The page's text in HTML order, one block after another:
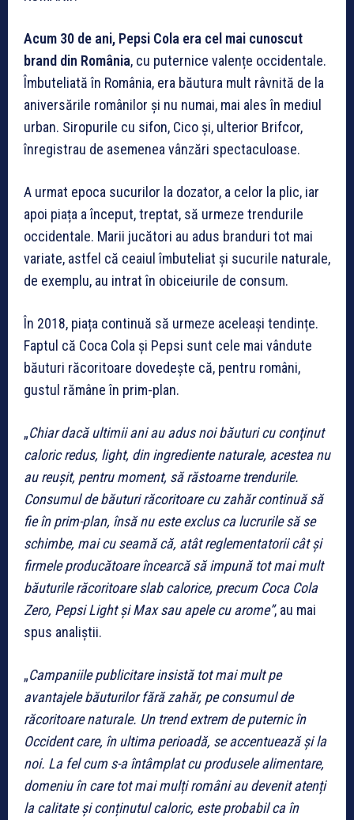
Acum 30 de ani, Pepsi Cola era cel mai cunoscut
brand din România, cu puternice valențe occidentale.
Îmbuteliată în România, era băutura mult râvnită de la
aniversările românilor și nu numai, mai ales în mediul
urban. Siropurile cu sifon, Cico și, ulterior Brifcor,
înregistrau de asemenea vânzări spectaculoase.
A urmat epoca sucurilor la dozator, a celor la plic, iar
apoi piața a început, treptat, să urmeze trendurile
occidentale. Marii jucători au adus branduri tot mai
variate, astfel că ceaiul îmbuteliat și sucurile naturale,
de exemplu, au intrat în obiceiurile de consum.
În 2018, piața continuă să urmeze aceleași tendințe.
Faptul că Coca Cola și Pepsi sunt cele mai vândute
băuturi răcoritoare dovedeşte că, pentru români,
gustul rămâne în prim-plan.
„Chiar dacă ultimii ani au adus noi băuturi cu conţinut
caloric redus, light, din ingrediente naturale, acestea nu
au reușit, pentru moment, să răstoarne trendurile.
Consumul de băuturi răcoritoare cu zahăr continuă să
fie în prim-plan, însă nu este exclus ca lucrurile să se
schimbe, mai cu seamă că, atât reglementatorii cât și
firmele producătoare încearcă să impună tot mai mult
băuturile răcoritoare slab calorice, precum Coca Cola
Zero, Pepsi Light și Max sau apele cu arome”, au mai
spus analiștii.
„Campaniile publicitare insistă tot mai mult pe
avantajele băuturilor fără zahăr, pe consumul de
răcoritoare naturale. Un trend extrem de puternic în
Occident care, în ultima perioadă, se accentuează și la
noi. La fel cum s-a întâmplat cu produsele alimentare,
domeniu în care tot mai mulți români au devenit atenți
la calitate și conținutul caloric, este probabil ca în